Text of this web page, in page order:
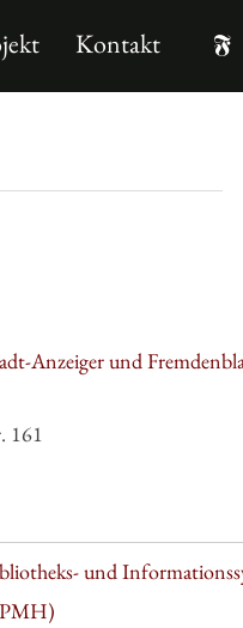
Kontakt
Anzeiger und
161
und